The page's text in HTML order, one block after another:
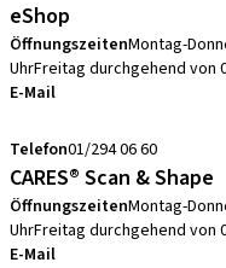
eShop
ÖffnungszeitenMontag-
UhrFreitag durchgehend von
E-Mail
Telefon01/294 06 60
CARES® Scan & Shape
ÖffnungszeitenMontag-
UhrFreitag durchgehend von
E-Mail